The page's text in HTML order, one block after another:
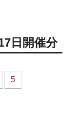
日開催分
5